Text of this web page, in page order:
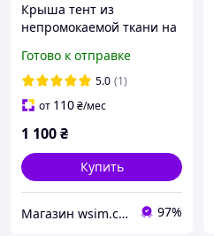
Крыша тент из
непромокаемой ткани на
Готово к отправке
5.0 (1)
от 110₴/мес
1 100₴
Купить
Магазин wsim.com.ua 97%